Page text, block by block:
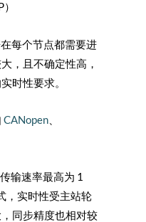
每个节点都需要进
，且不确定性高，
时性要求。
CANopen
输速率最高为 1
，实时性受主站轮
同步精度也相对较